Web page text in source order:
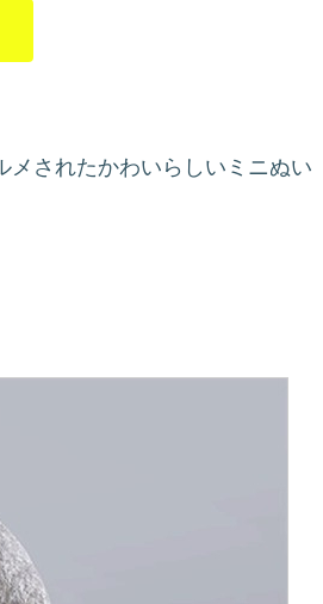
メされたかわいらしいミニぬい